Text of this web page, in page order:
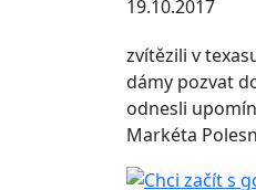
19.10.2017
zvítězili v
dámy pozvat
odnesli
Markéta